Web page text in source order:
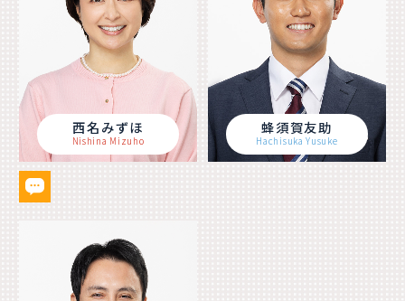
西名みずほ
Nishina Mizuho
蜂須賀友助
Hachisuka Yusuke